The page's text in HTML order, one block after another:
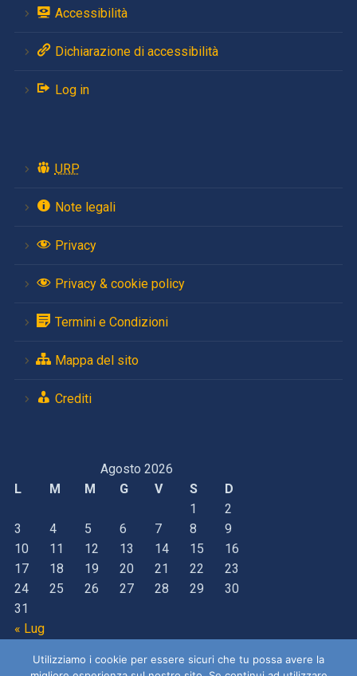
Accessibilità
Dichiarazione di accessibilità
Log in
URP
Note legali
Privacy
Privacy & cookie policy
Termini e Condizioni
Mappa del sito
Crediti
Agosto 2026
L
M M G V S
D
1
2
3
4 5 6 7 8
9
10
11 12 13 14 15
16
17
18 19 20 21 22
23
24
25 26 27 28 29
30
31
« Lug
Utilizziamo i cookie per essere sicuri che tu possa avere la